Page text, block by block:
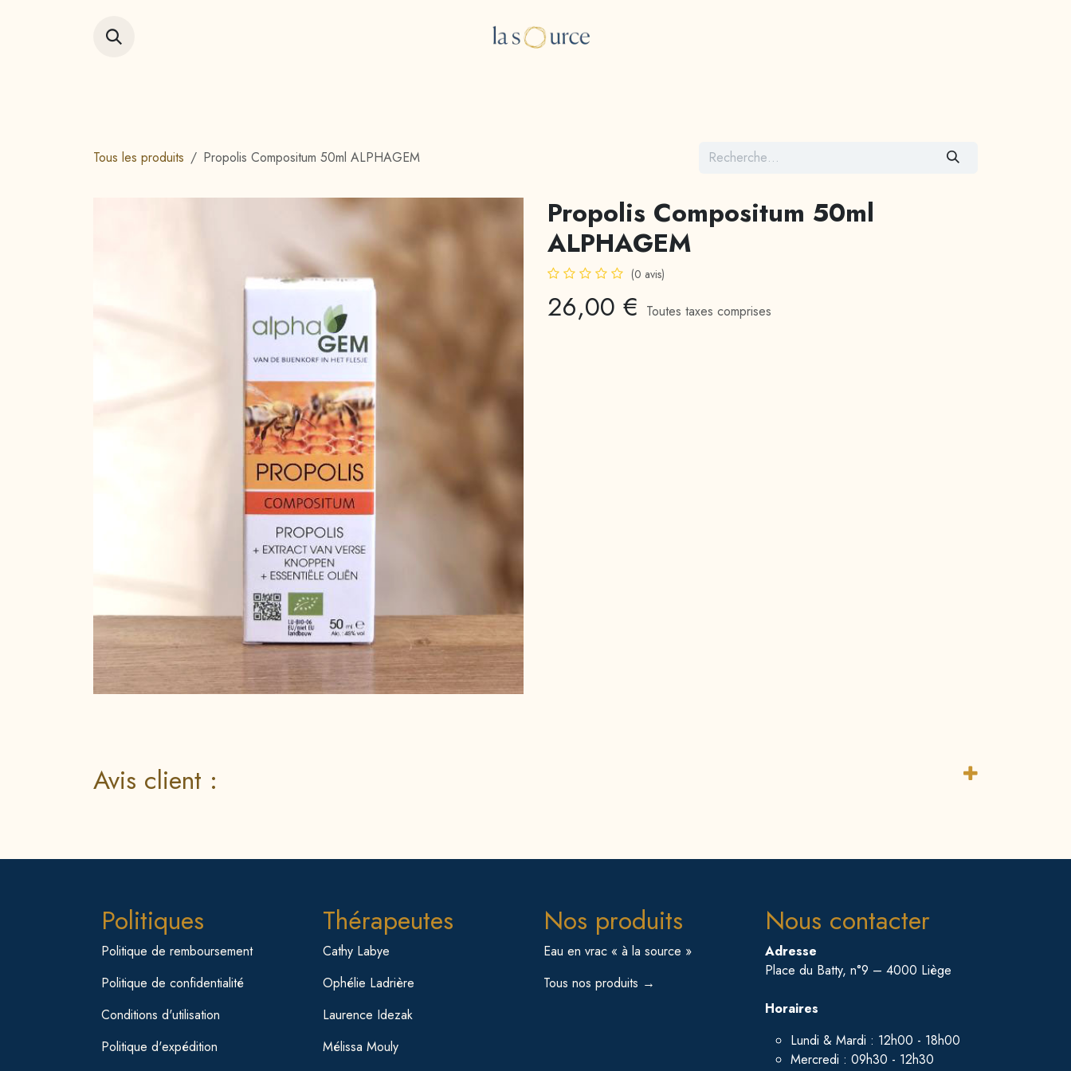
Tous les produits Propolis Compositum 50ml ALPHAGEM
Propolis Compositum 50ml
ALPHAGEM
(0 avis)
26,00 € Toutes taxes comprises
Avis client :
Nous contacter
Adresse
Place du Batty, n°9 – 4000 Liège
Horaires
Lundi & Mardi : 12h00 - 18h00
Mercredi : 09h30 - 12h30
Nos produits
Eau en vrac « à la source »
Tous nos produits →
Thérapeutes
Cathy Labye
Ophélie Ladrière
Laurence Idezak
Mélissa Mouly
Politiques
Politique de remboursement
Politique de confidentialité
Conditions d'utilisation
Politique d'expédition